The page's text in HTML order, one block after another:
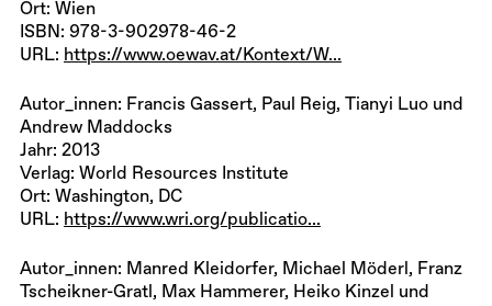
Ort: Wien
ISBN: 978-3-902978-46-2
URL: https://www.oewav.at/Kontext/W...
Autor_innen: Francis Gassert, Paul Reig, Tianyi Luo und
Andrew Maddocks
Jahr: 2013
Verlag: World Resources Institute
Ort: Washington, DC
URL: https://www.wri.org/publicatio...
Autor_innen: Manred Kleidorfer, Michael Möderl, Franz
Tscheikner-Gratl, Max Hammerer, Heiko Kinzel und